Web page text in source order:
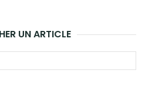
UN ARTICLE